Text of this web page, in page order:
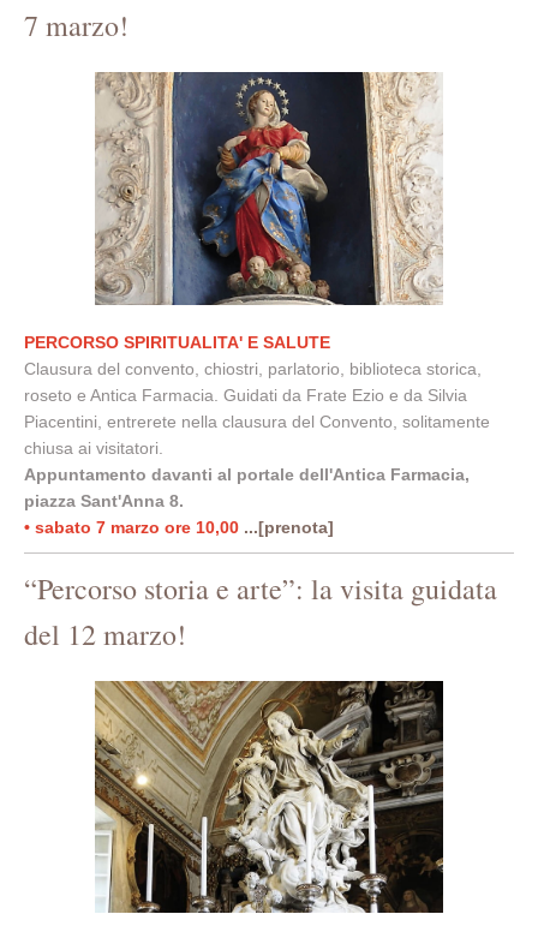
7 marzo!
PERCORSO SPIRITUALITA' E SALUTE
Clausura del convento, chiostri, parlatorio, biblioteca storica,
roseto e Antica Farmacia. Guidati da Frate Ezio e da Silvia
Piacentini, entrerete nella clausura del Convento, solitamente
chiusa ai visitatori.
Appuntamento davanti al portale dell'Antica Farmacia,
piazza Sant'Anna 8.
• sabato 7 marzo ore 10,00 ...[prenota]
“Percorso storia e arte”: la visita guidata
del 12 marzo!